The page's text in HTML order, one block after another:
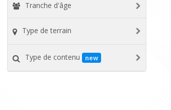
Tranche d'âge
Type de terrain
Type de contenu new